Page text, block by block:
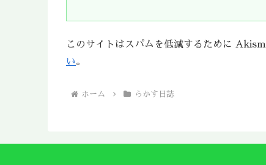
このサイトはスパムを低減するために
い。
ホーム らかす日誌